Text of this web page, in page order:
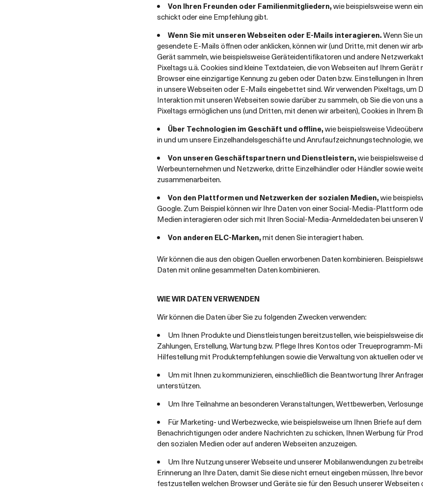
Von Ihren Freunden oder Familienmitgliedern,wie beispielsweise wenn
schickt oder eine Empfehlung gibt.
Wenn Sie mit unseren Webseiten oder E-Mails interagieren.Wenn Sie
gesendete E-Mails öffnen oder anklicken, können wir (und Dritte, mit denen wir
Gerät sammeln, wie beispielsweise Geräteidentifikatoren und andere
Pixeltags u.ä. Cookies sind kleine Textdateien, die von Webseiten auf Ihrem
Browser eine einzigartige Kennung zu geben oder Daten bzw. Einstellungen in
in unsere Webseiten oder E-Mails eingebettet sind. Wir verwenden Pixeltags, um
Interaktion mit unseren Webseiten sowie darüber zu sammeln, ob Sie die von uns
Pixeltags ermöglichen uns (und Dritten, mit denen wir arbeiten), Cookies in Ihrem
Über Technologien im Geschäft und offline,wie beispielsweise
in und um unsere Einzelhandelsgeschäfte und Anrufaufzeichnungstechnologie,
Von unseren Geschäftspartnern und Dienstleistern,wie beispielsweise
Werbeunternehmen und Netzwerke, dritte Einzelhändler oder Händler sowie
zusammenarbeiten.
Von den Plattformen und Netzwerken der sozialen Medien,wie
Google. Zum Beispiel können wir Ihre Daten von einer Social-Media-Plattform
Medien interagieren oder sich mit Ihren Social-Media-Anmeldedaten bei unseren
Von anderen ELC-Marken,mit denen Sie interagiert haben.
Wir können die aus den obigen Quellen erworbenen Daten kombinieren.
Daten mit online gesammelten Daten kombinieren.
WIE WIR DATEN VERWENDEN
Wir können die Daten über Sie zu folgenden Zwecken verwenden:
Um Ihnen Produkte und Dienstleistungen bereitzustellen, wie beispielsweise
Zahlungen, Erstellung, Wartung bzw. Pflege Ihres Kontos oder Treueprogramm-
Hilfestellung mit Produktempfehlungen sowie die Verwaltung von aktuellen oder
Um mit Ihnen zu kommunizieren, einschließlich die Beantwortung Ihrer
unterstützen.
Um Ihre Teilnahme an besonderen Veranstaltungen, Wettbewerben,
Für Marketing- und Werbezwecke, wie beispielsweise um Ihnen Briefe auf
Benachrichtigungen oder andere Nachrichten zu schicken, Ihnen Werbung für
den sozialen Medien oder auf anderen Webseiten anzuzeigen.
Um Ihre Nutzung unserer Webseite und unserer Mobilanwendungen zu
Erinnerung an Ihre Daten, damit Sie diese nicht erneut eingeben müssen, Ihre
festzustellen welchen Browser und Geräte sie für den Besuch unserer